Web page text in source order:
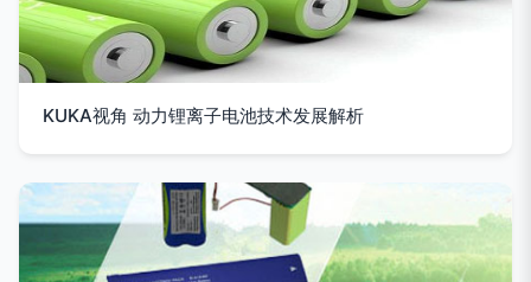
KUKA视角 动力锂离子电池技术发展解析